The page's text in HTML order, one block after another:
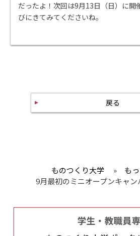
だったよ！次回は9月13日（日）に開
びにきてみてくださいね。
戻る
ものつくり大学 » も
9月最初のミニオープンキャン